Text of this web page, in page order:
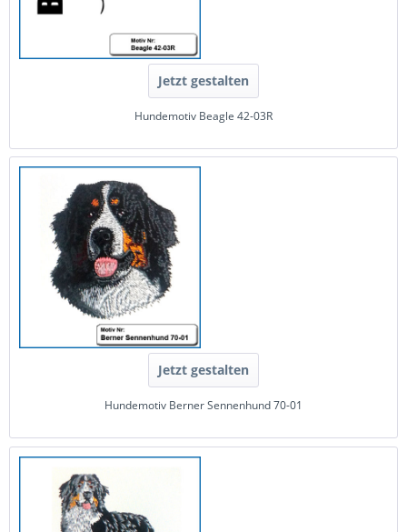
Jetzt gestalten
Hundemotiv Beagle 42-03R
Jetzt gestalten
Hundemotiv Berner Sennenhund 70-01